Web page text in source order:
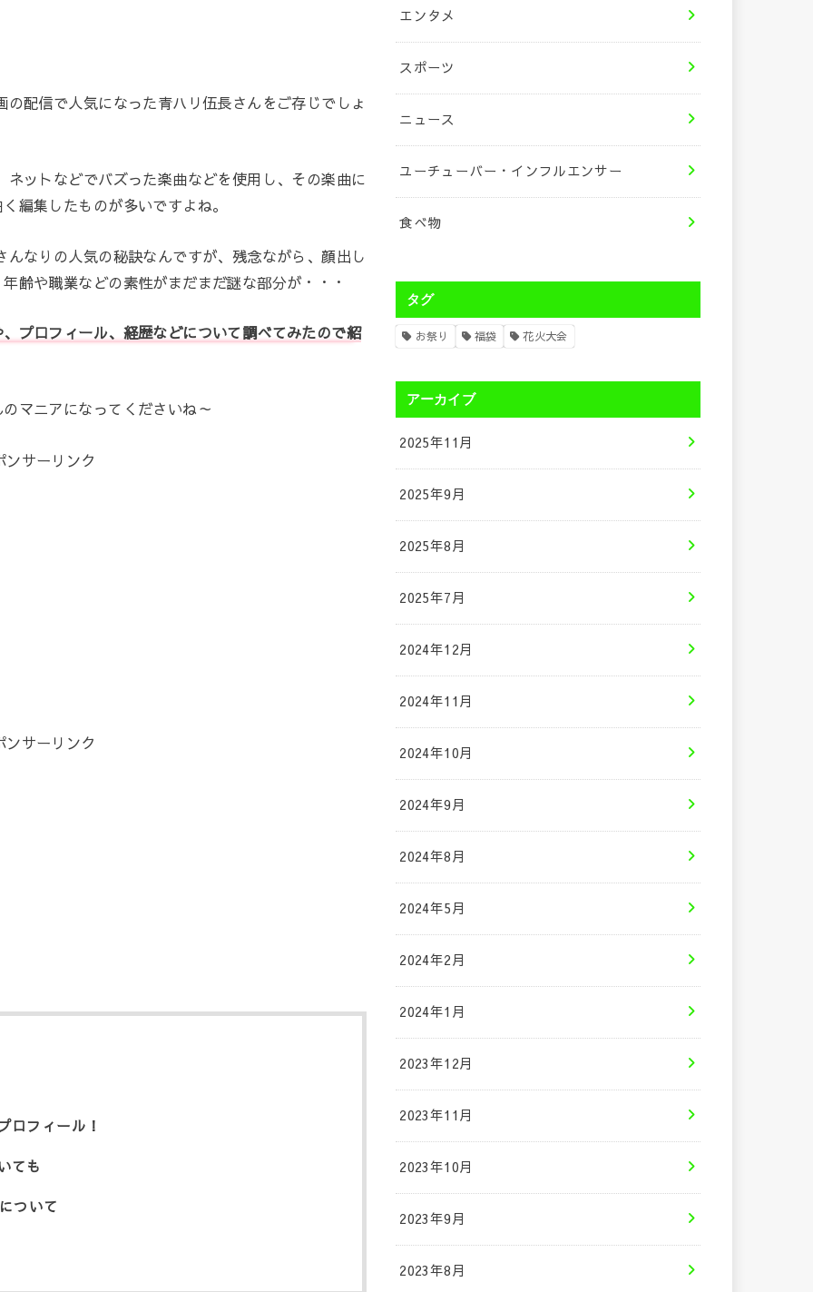
配信で人気になった青ハリ伍長さんをご存じでしょ
ットなどでバズった楽曲などを使用し、その楽曲に
編集したものが多いですよね。
なりの人気の秘訣なんですが、残念ながら、顔出し
齢や職業などの素性がまだまだ謎な部分が・・・
プロフィール、経歴などについて調べてみたので紹
マニアになってくださいね～
ンサーリンク
ンサーリンク
ロフィール！
ても
ついて
エンタメ
スポーツ
ニュース
ユーチューバー・インフルエンサー
食べ物
タグ
お祭り 福袋 花火大会
アーカイブ
2025年11月
2025年9月
2025年8月
2025年7月
2024年12月
2024年11月
2024年10月
2024年9月
2024年8月
2024年5月
2024年2月
2024年1月
2023年12月
2023年11月
2023年10月
2023年9月
2023年8月